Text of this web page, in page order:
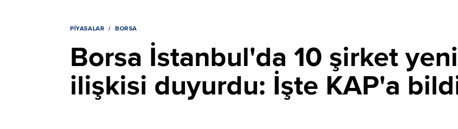
PIYASALAR BORSA
Borsa İstanbul'da 10 şirket
ilişkisi duyurdu: İşte KAP'a